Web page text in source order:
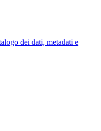
dei dati, metadati e